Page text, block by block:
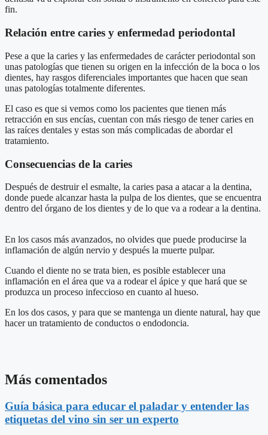
fin.
Relación entre caries y enfermedad periodontal
Pese a que la caries y las enfermedades de carácter periodontal son
unas patologías que tienen su origen en la infección de la boca o los
dientes, hay rasgos diferenciales importantes que hacen que sean
unas patologías totalmente diferentes.
El caso es que si vemos como los pacientes que tienen más
retracción en sus encías, cuentan con más riesgo de tener caries en
las raíces dentales y estas son más complicadas de abordar el
tratamiento.
Consecuencias de la caries
Después de destruir el esmalte, la caries pasa a atacar a la dentina,
donde puede alcanzar hasta la pulpa de los dientes, que se encuentra
dentro del órgano de los dientes y de lo que va a rodear a la dentina.
En los casos más avanzados, no olvides que puede producirse la
inflamación de algún nervio y después la muerte pulpar.
Cuando el diente no se trata bien, es posible establecer una
inflamación en el área que va a rodear el ápice y que hará que se
produzca un proceso infeccioso en cuanto al hueso.
En los dos casos, y para que se mantenga un diente natural, hay que
hacer un tratamiento de conductos o endodoncia.
Más comentados
Guía básica para educar el paladar y entender las
etiquetas del vino sin ser un experto